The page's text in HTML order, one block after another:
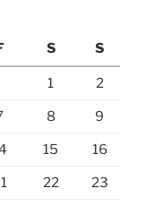
S S
1 2
8 9
15 16
22 23